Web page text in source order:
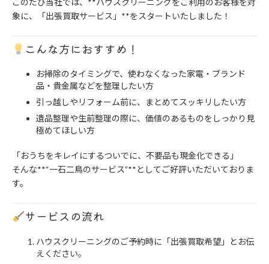
象に、「出張買取サービス」**をスタートいたしました！
こんな方におすすめ！
お掃除のタイミングで、使わなくなった家電・ブランド
品・貴金属などを整理したい方
引っ越しやリフォーム前に、まとめてスッキリしたい方
遺品整理や生前整理の際に、価値のあるものをしっかり見
極めてほしい方
「おうちをキレイにするついでに、不要品も現金化できる」
そんな**“一石二鳥のサービス”**としてご好評いただいておりま
す。
サービスの流れ
ハウスクリーニングのご予約時に「出張買取希望」とお伝
えください。